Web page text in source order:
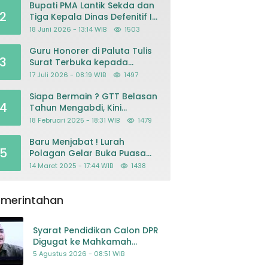
2
Bupati PMA Lantik Sekda dan
Tiga Kepala Dinas Defenitif Ini
orangnya
18 Juni 2026 - 13:14 WIB 1503
3
Guru Honorer di Paluta Tulis
Surat Terbuka kepada
Presiden Prabowo, Mohon
Kriminalisasi
17 Juli 2026 - 08:19 WIB 1497
Siapa Bermain ? GTT Belasan
Tahun Mengabdi, Kini
Dikeluarkan Sepihak Dari
18 Februari 2025 - 18:31 WIB 1479
Baru Menjabat ! Lurah
Polagan Gelar Buka Puasa
Bersama
14 Maret 2025 - 17:44 WIB 1438
Syarat Pendidikan Calon DPR
Digugat ke Mahkamah
Konstitusi
5 Agustus 2026 - 08:51 WIB